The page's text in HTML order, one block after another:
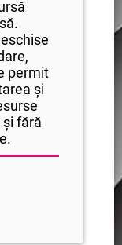
permit
și
fără